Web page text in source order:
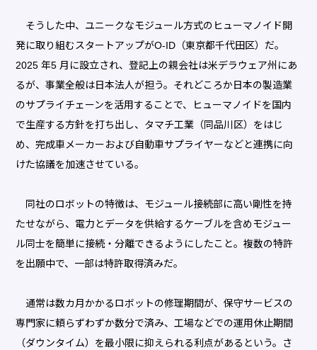
そうした中、ユニークなモジュール方式のヒューマノイド開
発に取り組むスタートアップがO-ID（東京都千代田区）だ。
2025 年5 月に設立され、登記上の親会社は米デラウェア州にあ
るが、事業全般は日本法人が担う。それどころか日本の製造業
のサプライチェーンを活用することで、ヒューマノイドを国内
で生産する方針を打ち出し、タマチ工業（同品川区）をはじ
め、完成車メーカーおよび自動車サプライヤーなどと連携に向
けた協議を加速させている。
同社のロボットの特徴は、モジュール接続部に高い剛性を持
たせながら、電力とデータを供給するケーブルを含めモジュー
ル同士を簡単に接続・分離できるようにしたこと。複数の特許
を出願中で、一部は特許取得済みだ。
通常は数カ月かかるロボットの修理期間が、保守サービスの
専門家に頼らずわずか数分で済み、工場などでの運用休止期間
（ダウンタイム）を最小限に抑えられる利点があるという。さ